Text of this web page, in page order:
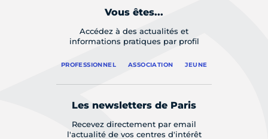
Vous êtes...
Accédez à des actualités et
informations pratiques par profil
PROFESSIONNEL ASSOCIATION JEUNE
Les newsletters de Paris
Recevez directement par email
l'actualité de vos centres d'intérêt